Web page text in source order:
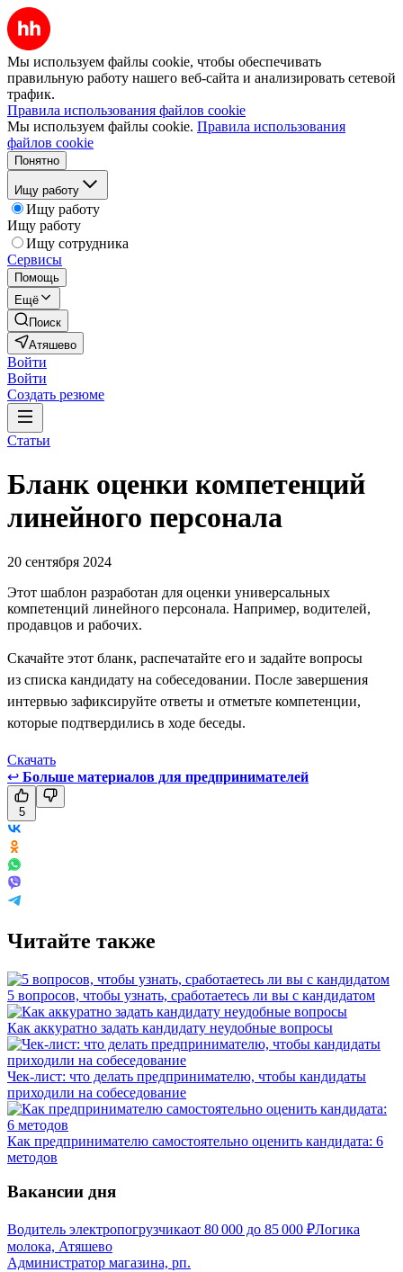
Мы используем файлы cookie, чтобы обеспечивать
правильную работу нашего веб-сайта и анализировать сетевой
трафик.
Правила использования файлов cookie
Мы используем файлы cookie. Правила использования
файлов cookie
Понятно
Ищу работу
Ищу работу
Ищу работу
Ищу сотрудника
Сервисы
Помощь
Ещё
Поиск
Атяшево
Войти
Войти
Создать резюме
Статьи
Бланк оценки компетенций
линейного персонала
20 сентября 2024
Этот шаблон разработан для оценки универсальных
компетенций линейного персонала. Например, водителей,
продавцов и рабочих.
Скачайте этот бланк, распечатайте его и задайте вопросы
из списка кандидату на собеседовании. После завершения
интервью зафиксируйте ответы и отметьте компетенции,
которые подтвердились в ходе беседы.
Скачать
↩ Больше материалов для предпринимателей
5
Читайте также
5 вопросов, чтобы узнать, сработаетесь ли вы с кандидатом
Как аккуратно задать кандидату неудобные вопросы
Чек-лист: что делать предпринимателю, чтобы кандидаты
приходили на собеседование
Как предпринимателю самостоятельно оценить кандидата: 6
методов
Вакансии дня
Водитель электропогрузчикаот 80 000 до 85 000 ₽Логика
молока, Атяшево
Администратор магазина, рп.